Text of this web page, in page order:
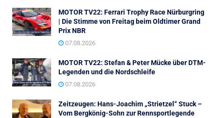
MOTOR TV22: Ferrari Trophy Race Nürburgring
| Die Stimme von Freitag beim Oldtimer Grand
Prix NBR
07.08.2026
MOTOR TV22: Stefan & Peter Mücke über DTM-
Legenden und die Nordschleife
07.08.2026
Zeitzeugen: Hans-Joachim „Strietzel“ Stuck –
Vom Bergkönig-Sohn zur Rennsportlegende